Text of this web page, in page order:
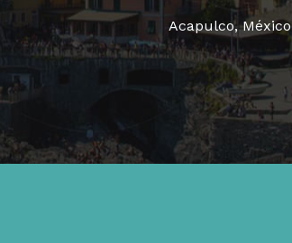
Acapulco, México